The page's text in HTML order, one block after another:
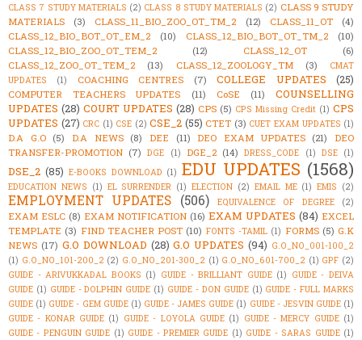
CLASS 7 STUDY MATERIALS (2) CLASS 8 STUDY MATERIALS (2) CLASS 9 STUDY
MATERIALS
(3) CLASS_11_BIO_ZOO_OT_TM_2 (12) CLASS_11_OT
(4)
CLASS_12_BIO_BOT_OT_EM_2
(10) CLASS_12_BIO_BOT_OT_TM_2
(10)
CLASS_12_BIO_ZOO_OT_TEM_2
(12) CLASS_12_OT
(6)
CLASS_12_ZOO_OT_TEM_2
(13) CLASS_12_ZOOLOGY_TM (3)
CMAT
UPDATES
(1) COACHING CENTRES (7) COLLEGE UPDATES (25)
COMPUTER TEACHERS UPDATES (11) CoSE (11)
COUNSELLING
UPDATES (28) COURT UPDATES (28) CPS (5) CPS Missing Credit (1) CPS
UPDATES (27) CRC (1) CSE (2) CSE_2 (55) CTET (3) CUET EXAM UPDATES (1)
D.A G.O (5) D.A NEWS (8) DEE (11) DEO EXAM UPDATES (21)
DEO
TRANSFER-PROMOTION (7) DGE (1) DGE_2 (14) DRESS_CODE (1) DSE (1)
DSE_2 (85) E-BOOKS DOWNLOAD (1) EDU UPDATES (1568)
EDUCATION NEWS (1) EL SURRENDER (1) ELECTION (2) EMAIL ME (1) EMIS (2)
EMPLOYMENT UPDATES (506) EQUIVALENCE OF DEGREE (2)
EXAM ESLC (8) EXAM NOTIFICATION (16) EXAM UPDATES (84) EXCEL
TEMPLATE (3) FIND TEACHER POST (10) FONTS -TAMIL (1) FORMS (5) G.K
NEWS (17) G.O DOWNLOAD (28) G.O UPDATES (94) G.O_NO_001-100_2
(1) G.O_NO_101-200_2 (2) G.O_NO_201-300_2 (1) G.O_NO_601-700_2 (1) GPF (2)
GUIDE - ARIVUKKADAL BOOKS (1) GUIDE - BRILLIANT GUIDE (1) GUIDE - DEIVA
GUIDE (1) GUIDE - DOLPHIN GUIDE (1) GUIDE - DON GUIDE (1) GUIDE - FULL MARKS
GUIDE (1) GUIDE - GEM GUIDE (1) GUIDE - JAMES GUIDE (1) GUIDE - JESVIN GUIDE (1)
GUIDE - KONAR GUIDE (1) GUIDE - LOYOLA GUIDE (1) GUIDE - MERCY GUIDE (1)
GUIDE - PENGUIN GUIDE (1) GUIDE - PREMIER GUIDE (1) GUIDE - SARAS GUIDE (1)